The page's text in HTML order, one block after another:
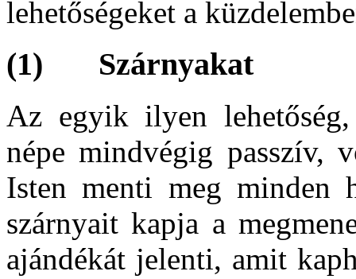
lehetőségeket a
(1) Szárnyakat
Az egyik ilyen
népe mindvégig passzív,
Isten menti meg minden
szárnyait kapja a
ajándékát jelenti, amit